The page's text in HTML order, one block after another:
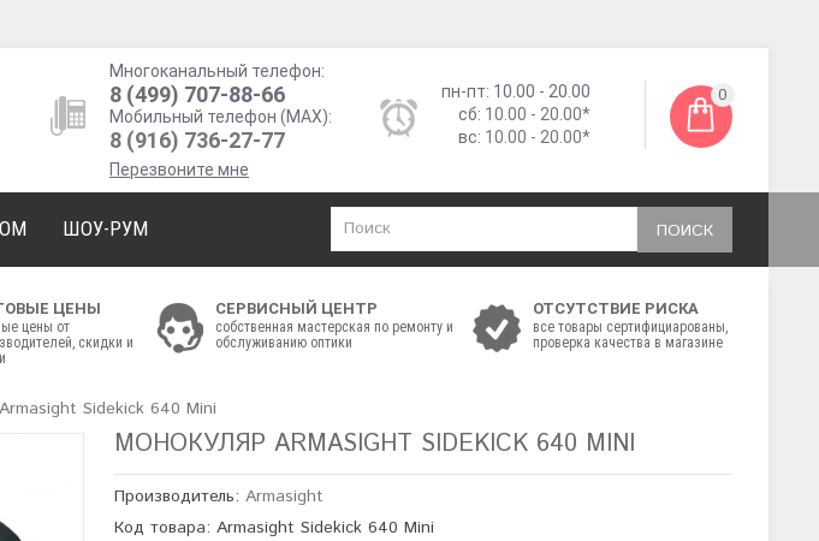
Многоканальный телефон:
8 (499) 707-88-66
Мобильный телефон (MAX):
8 (916) 736-27-77
Перезвоните мне
пн-пт: 10.00 - 20.00
сб: 10.00 - 20.00*
вс: 10.00 - 20.00*
0
ПОИСК
ШОУ-РУМ
ЦЕНЫ
цены от
скидки и
СЕРВИСНЫЙ ЦЕНТР
собственная мастерская по ремонту и
обслуживанию оптики
ОТСУТСТВИЕ РИСКА
все товары сертифициарованы,
проверка качества в магазине
Sidekick 640 Mini
МОНОКУЛЯР ARMASIGHT SIDEKICK 640 MINI
Производитель:Armasight
Код товара: Armasight Sidekick 640 Mini